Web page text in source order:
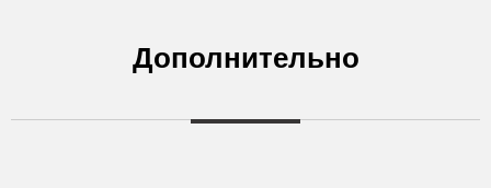
Дополнительно